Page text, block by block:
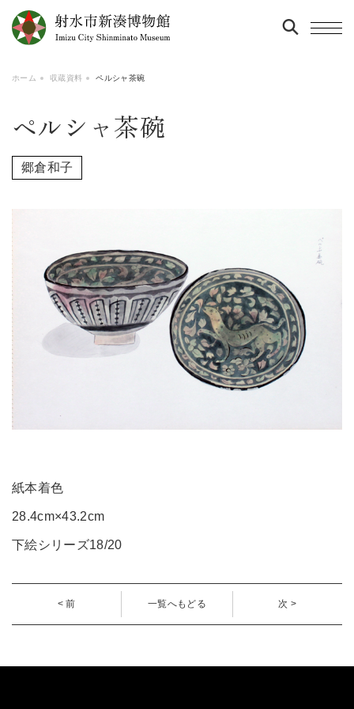
ホーム 収蔵資料 ペルシャ茶碗
ペルシャ茶碗
郷倉和子
紙本着色
28.4cm×43.2cm
下絵シリーズ18/20
< 前 一覧へもどる 次 >